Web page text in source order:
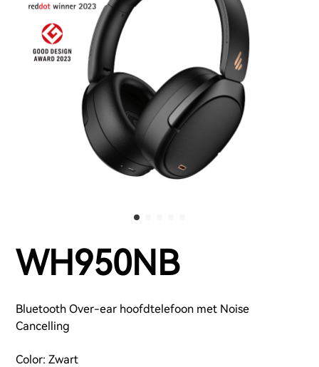
WH950NB
Bluetooth Over-ear hoofdtelefoon met Noise
Cancelling
Color: Zwart